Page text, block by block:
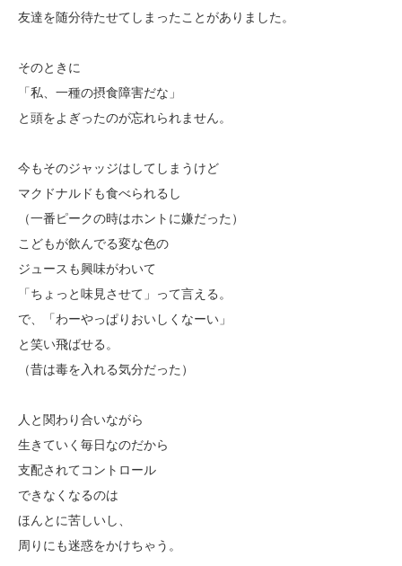
友達を随分待たせてしまったことがありました。
そのときに
「私、一種の摂食障害だな」
と頭をよぎったのが忘れられません。
今もそのジャッジはしてしまうけど
マクドナルドも食べられるし
（一番ピークの時はホントに嫌だった）
こどもが飲んでる変な色の
ジュースも興味がわいて
「ちょっと味見させて」って言える。
で、「わーやっぱりおいしくなーい」
と笑い飛ばせる。
（昔は毒を入れる気分だった）
人と関わり合いながら
生きていく毎日なのだから
支配されてコントロール
できなくなるのは
ほんとに苦しいし、
周りにも迷惑をかけちゃう。